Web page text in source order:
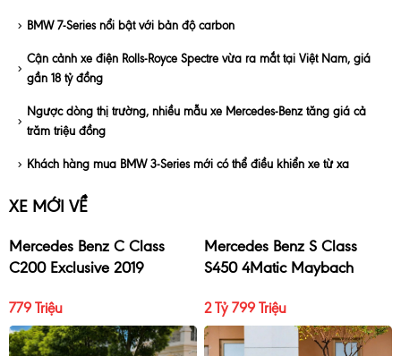
BMW 7-Series nổi bật với bản độ carbon
Cận cảnh xe điện Rolls-Royce Spectre vừa ra mắt tại Việt Nam, giá
gần 18 tỷ đồng
Ngược dòng thị trường, nhiều mẫu xe Mercedes-Benz tăng giá cả
trăm triệu đồng
Khách hàng mua BMW 3-Series mới có thể điều khiển xe từ xa
XE MỚI VỀ
Mercedes Benz C Class
C200 Exclusive 2019
779 Triệu
Mercedes Benz S Class
S450 4Matic Maybach
2 Tỷ 799 Triệu